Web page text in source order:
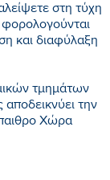
στη τύχη
και διαφύλαξη
τμημάτων
την
Χώρα